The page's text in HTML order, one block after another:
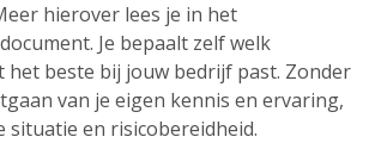
hierover lees je in het
Je bepaalt zelf welk
het beste bij jouw bedrijf past. Zonder
van je eigen kennis en ervaring,
situatie en risicobereidheid.